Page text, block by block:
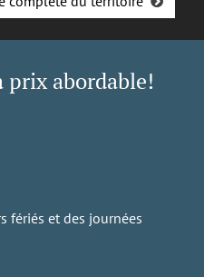
prix abordable!
fériés et des journées